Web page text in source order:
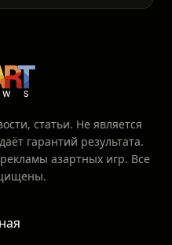
статьи. Не является
гарантий результата.
азартных игр. Все